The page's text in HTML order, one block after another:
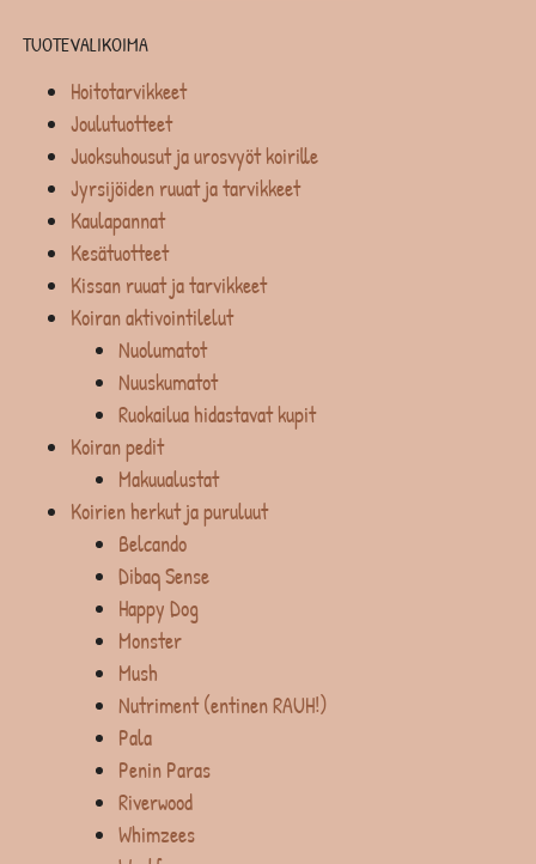
TUOTEVALIKOIMA
Hoitotarvikkeet
Joulutuotteet
Juoksuhousut ja urosvyöt koirille
Jyrsijöiden ruuat ja tarvikkeet
Kaulapannat
Kesätuotteet
Kissan ruuat ja tarvikkeet
Koiran aktivointilelut
Nuolumatot
Nuuskumatot
Ruokailua hidastavat kupit
Koiran pedit
Makuualustat
Koirien herkut ja puruluut
Belcando
Dibaq Sense
Happy Dog
Monster
Mush
Nutriment (entinen RAUH!)
Pala
Penin Paras
Riverwood
Whimzees